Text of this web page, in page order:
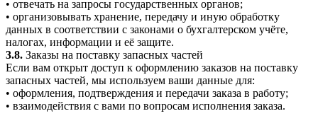
• отвечать на запросы государственных органов;
• организовывать хранение, передачу и иную обработку
данных в соответствии с законами о бухгалтерском учёте,
налогах, информации и её защите.
3.8. Заказы на поставку запасных частей
Если вам открыт доступ к оформлению заказов на поставку
запасных частей, мы используем ваши данные для:
• оформления, подтверждения и передачи заказа в работу;
• взаимодействия с вами по вопросам исполнения заказа.